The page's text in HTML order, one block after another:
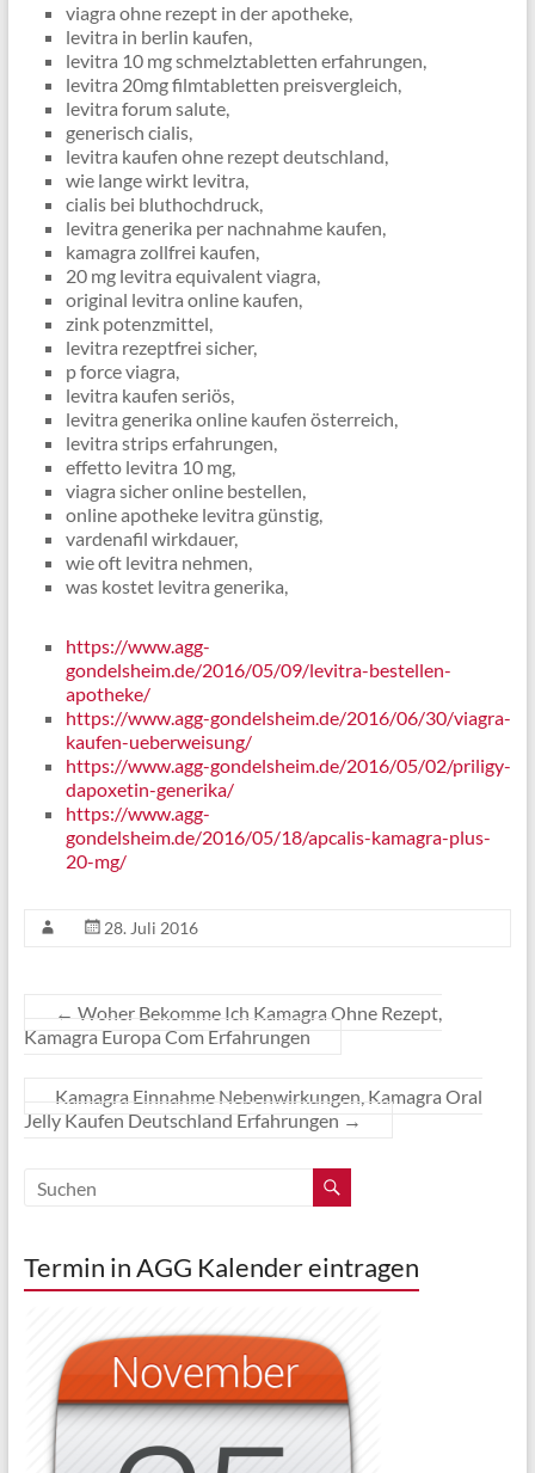
viagra ohne rezept in der apotheke,
levitra in berlin kaufen,
levitra 10 mg schmelztabletten erfahrungen,
levitra 20mg filmtabletten preisvergleich,
levitra forum salute,
generisch cialis,
levitra kaufen ohne rezept deutschland,
wie lange wirkt levitra,
cialis bei bluthochdruck,
levitra generika per nachnahme kaufen,
kamagra zollfrei kaufen,
20 mg levitra equivalent viagra,
original levitra online kaufen,
zink potenzmittel,
levitra rezeptfrei sicher,
p force viagra,
levitra kaufen seriös,
levitra generika online kaufen österreich,
levitra strips erfahrungen,
effetto levitra 10 mg,
viagra sicher online bestellen,
online apotheke levitra günstig,
vardenafil wirkdauer,
wie oft levitra nehmen,
was kostet levitra generika,
https://www.agg-
gondelsheim.de/2016/05/09/levitra-bestellen-
apotheke/
https://www.agg-gondelsheim.de/2016/06/30/viagra-
kaufen-ueberweisung/
https://www.agg-gondelsheim.de/2016/05/02/priligy-
dapoxetin-generika/
https://www.agg-
gondelsheim.de/2016/05/18/apcalis-kamagra-plus-
20-mg/
28. Juli 2016
← Woher Bekomme Ich Kamagra Ohne Rezept,
Kamagra Europa Com Erfahrungen
Kamagra Einnahme Nebenwirkungen, Kamagra Oral
Jelly Kaufen Deutschland Erfahrungen →
Termin in AGG Kalender eintragen